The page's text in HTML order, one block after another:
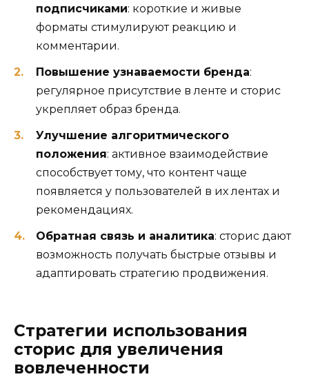
подписчиками: короткие и живые
форматы стимулируют реакцию и
комментарии.
Повышение узнаваемости бренда:
регулярное присутствие в ленте и сторис
укрепляет образ бренда.
Улучшение алгоритмического
положения: активное взаимодействие
способствует тому, что контент чаще
появляется у пользователей в их лентах и
рекомендациях.
Обратная связь и аналитика: сторис дают
возможность получать быстрые отзывы и
адаптировать стратегию продвижения.
Стратегии использования
сторис для увеличения
вовлеченности